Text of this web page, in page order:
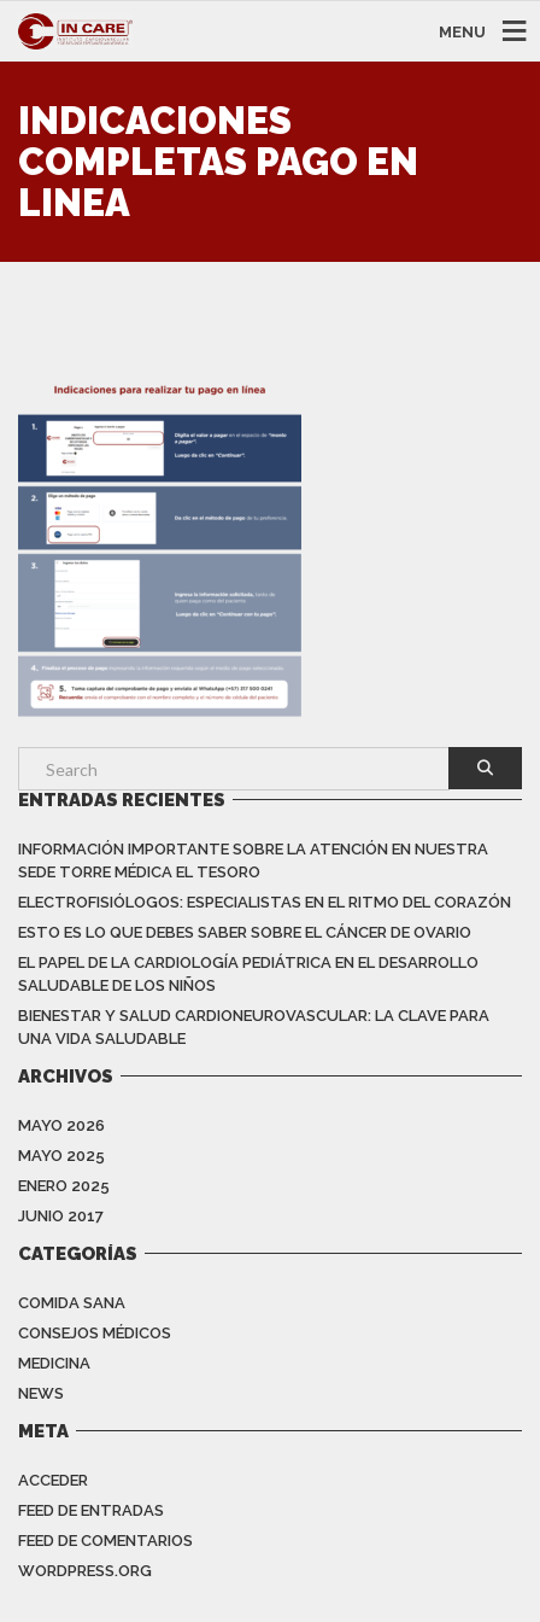
MENU
INDICACIONES
COMPLETAS PAGO EN
LINEA
ENTRADAS RECIENTES
INFORMACIÓN IMPORTANTE SOBRE LA ATENCIÓN EN NUESTRA
SEDE TORRE MÉDICA EL TESORO
ELECTROFISIÓLOGOS: ESPECIALISTAS EN EL RITMO DEL CORAZÓN
ESTO ES LO QUE DEBES SABER SOBRE EL CÁNCER DE OVARIO
EL PAPEL DE LA CARDIOLOGÍA PEDIÁTRICA EN EL DESARROLLO
SALUDABLE DE LOS NIÑOS
BIENESTAR Y SALUD CARDIONEUROVASCULAR: LA CLAVE PARA
UNA VIDA SALUDABLE
ARCHIVOS
MAYO 2026
MAYO 2025
ENERO 2025
JUNIO 2017
CATEGORÍAS
COMIDA SANA
CONSEJOS MÉDICOS
MEDICINA
NEWS
META
ACCEDER
FEED DE ENTRADAS
FEED DE COMENTARIOS
WORDPRESS.ORG